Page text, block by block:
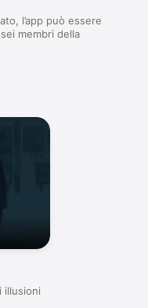
l’app può essere
membri della
illusioni